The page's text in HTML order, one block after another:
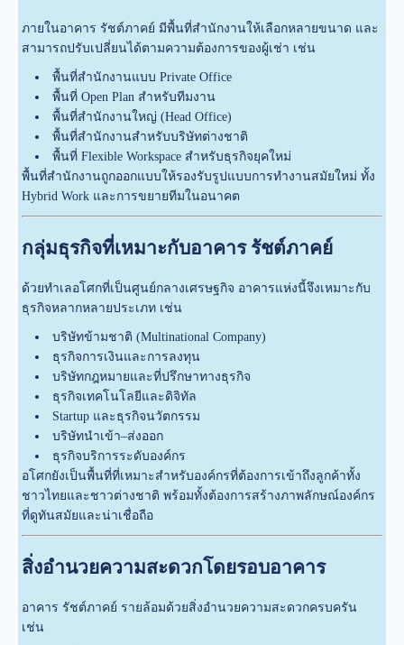
ภายในอาคาร รัชต์ภาคย์ มีพื้นที่สำนักงานให้เลือกหลายขนาด และ
สามารถปรับเปลี่ยนได้ตามความต้องการของผู้เช่า เช่น
พื้นที่สำนักงานแบบ Private Office
พื้นที่ Open Plan สำหรับทีมงาน
พื้นที่สำนักงานใหญ่ (Head Office)
พื้นที่สำนักงานสำหรับบริษัทต่างชาติ
พื้นที่ Flexible Workspace สำหรับธุรกิจยุคใหม่
พื้นที่สำนักงานถูกออกแบบให้รองรับรูปแบบการทำงานสมัยใหม่ ทั้ง
Hybrid Work และการขยายทีมในอนาคต
กลุ่มธุรกิจที่เหมาะกับอาคาร รัชต์ภาคย์
ด้วยทำเลอโศกที่เป็นศูนย์กลางเศรษฐกิจ อาคารแห่งนี้จึงเหมาะกับ
ธุรกิจหลากหลายประเภท เช่น
บริษัทข้ามชาติ (Multinational Company)
ธุรกิจการเงินและการลงทุน
บริษัทกฎหมายและที่ปรึกษาทางธุรกิจ
ธุรกิจเทคโนโลยีและดิจิทัล
Startup และธุรกิจนวัตกรรม
บริษัทนำเข้า–ส่งออก
ธุรกิจบริการระดับองค์กร
อโศกยังเป็นพื้นที่ที่เหมาะสำหรับองค์กรที่ต้องการเข้าถึงลูกค้าทั้ง
ชาวไทยและชาวต่างชาติ พร้อมทั้งต้องการสร้างภาพลักษณ์องค์กร
ที่ดูทันสมัยและน่าเชื่อถือ
สิ่งอำนวยความสะดวกโดยรอบอาคาร
อาคาร รัชต์ภาคย์ รายล้อมด้วยสิ่งอำนวยความสะดวกครบครัน
เช่น